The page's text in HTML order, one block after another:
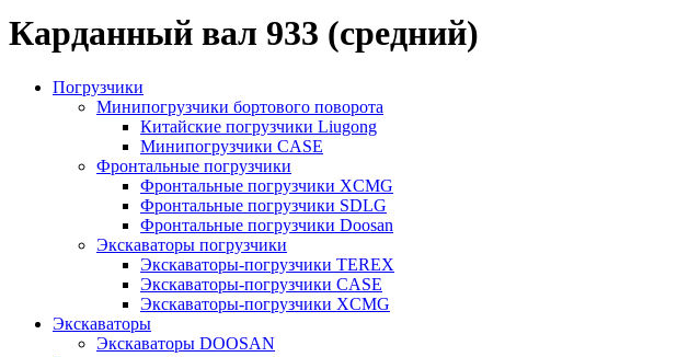
Карданный вал 933 (средний)
Погрузчики
Минипогрузчики бортового поворота
Китайские погрузчики Liugong
Минипогрузчики CASE
Фронтальные погрузчики
Фронтальные погрузчики XCMG
Фронтальные погрузчики SDLG
Фронтальные погрузчики Doosan
Экскаваторы погрузчики
Экскаваторы-погрузчики TEREX
Экскаваторы-погрузчики CASE
Экскаваторы-погрузчики XCMG
Экскаваторы
Экскаваторы DOOSAN